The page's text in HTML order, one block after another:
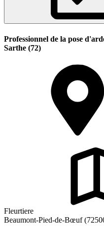
Professionnel de la pose
Sarthe (72)
Fleurtiere
Beaumont-Pied-de-Bœuf